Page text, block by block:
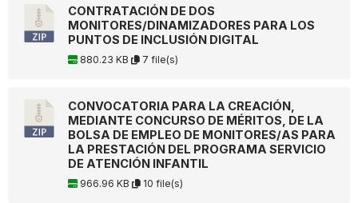
CONTRATACIÓN DE DOS
MONITORES/DINAMIZADORES PARA LOS
PUNTOS DE INCLUSIÓN DIGITAL
880.23 KB 7 file(s)
CONVOCATORIA PARA LA CREACIÓN,
MEDIANTE CONCURSO DE MÉRITOS, DE LA
BOLSA DE EMPLEO DE MONITORES/AS PARA
LA PRESTACIÓN DEL PROGRAMA SERVICIO
DE ATENCIÓN INFANTIL
966.96 KB 10 file(s)